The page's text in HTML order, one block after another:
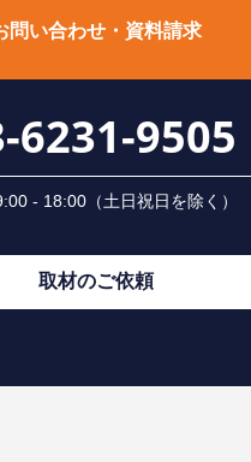
問い合わせ・資料請求
6231-9505
- 18:00（⼟⽇祝⽇を除く）
取材のご依頼